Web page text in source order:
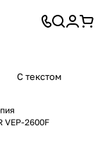
С текстом
VEP-2600F